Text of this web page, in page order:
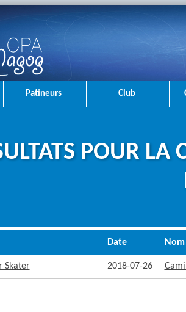
Patineurs Club
POUR LA
Date Nom
Skater 2018-07-26